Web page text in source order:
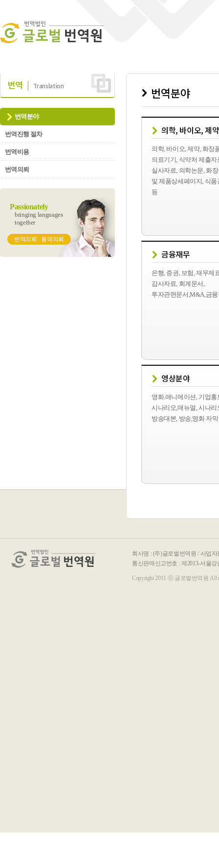
번역 | Translation
번역분야
번역진행 절차
번역비용
번역의뢰
Passionately
bringing languages
together
번역의뢰 통역의뢰
번역분야
의학, 바이오, 제
의학, 바이오, 제약, 화장
의료기기, 식약처 제출자
실사자료, 의학논문, 화
및 제품상세페이지, 식
등
금융재무
은행, 증권, 보험, 재무제
감사자료, 회계문서,
투자관련문서,M&A,금
영상분야
영화.애니메이션, 기업홍
시나리오,매뉴얼, 시나리
방송대본, 방송,영화 자막
회사명 : (주)글로벌번역원 / 사업자
통신판매신고번호 : 제2013-서울강
Copyright 2011 ⓒ 글로벌번역원 All